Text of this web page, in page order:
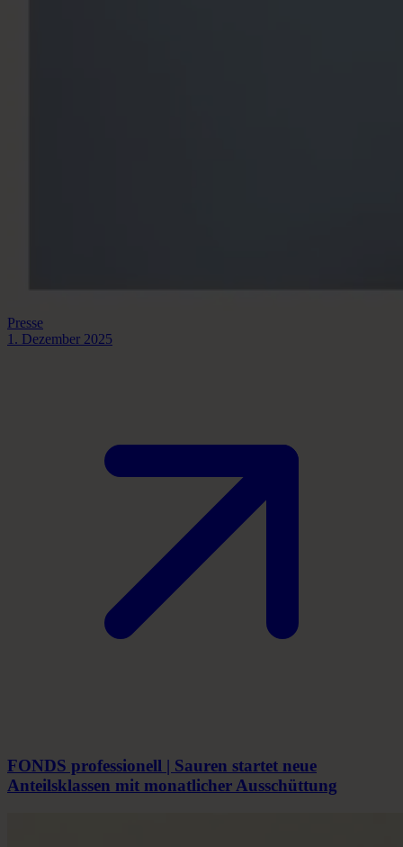
Presse
1. Dezember 2025
FONDS professionell | Sauren startet neue
Anteilsklassen mit monatlicher Ausschüttung